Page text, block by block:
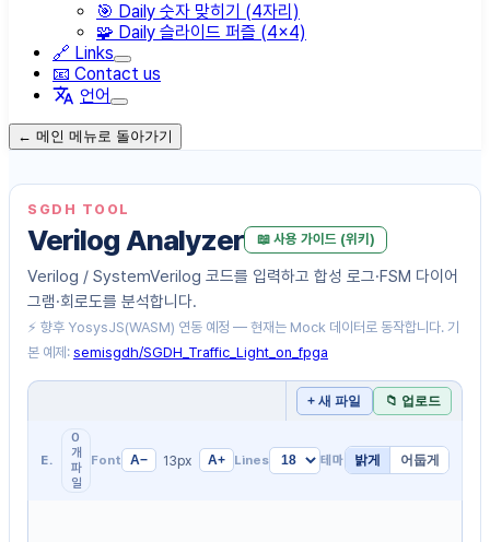
🎯 Daily 숫자 맞히기 (4자리)
🧩 Daily 슬라이드 퍼즐 (4×4)
🔗 Links
📧 Contact us
언어
← 메인 메뉴로 돌아가기
SGDH TOOL
Verilog Analyzer 📖 사용 가이드 (위키)
Verilog / SystemVerilog 코드를 입력하고 합성 로그·FSM 다이어
그램·회로도를 분석합니다.
⚡ 향후 YosysJS(WASM) 연동 예정 — 현재는 Mock 데이터로 동작합니다. 기
본 예제: semisgdh/SGDH_Traffic_Light_on_fpga
+ 새 파일 📁 업로드
EDITOR
0
개
파
일
Font A− 13px A+ Lines 테마 밝게 어둡게